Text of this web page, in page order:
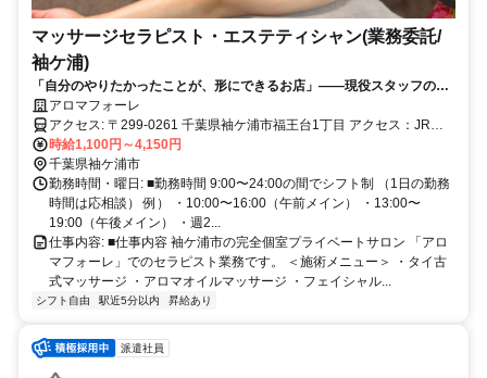
マッサージセラピスト・エステティシャン(業務委託/
袖ケ浦)
「自分のやりたかったことが、形にできるお店」——現役スタッフの言
葉ですアロマフォーレ
アクセス: 〒299-0261 千葉県袖ケ浦市福王台1丁目 アクセス：JR内
時給1,100円～4,150円
千葉県袖ケ浦市
勤務時間・曜日: ■勤務時間 9:00〜24:00の間でシフト制 （1日の勤務
時間は応相談） 例） ・10:00〜16:00（午前メイン） ・13:00〜
19:00（午後メイン） ・週2...
仕事内容: ■仕事内容 袖ケ浦市の完全個室プライベートサロン 「アロ
マフォーレ」でのセラピスト業務です。 ＜施術メニュー＞ ・タイ古
式マッサージ ・アロマオイルマッサージ ・フェイシャル...
シフト自由 駅近5分以内 昇給あり
派遣社員